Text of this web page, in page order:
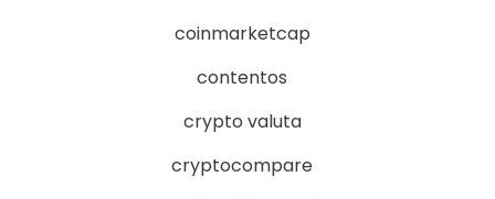
coinmarketcap
contentos
crypto valuta
cryptocompare